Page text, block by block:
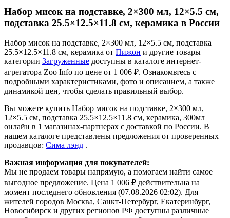
Набор мисок на подставке, 2×300 мл, 12×5.5 см,
подставка 25.5×12.5×11.8 см, керамика в России
Набор мисок на подставке, 2×300 мл, 12×5.5 см, подставка
25.5×12.5×11.8 см, керамика от Пижон и другие товары
категории Загруженные доступны в каталоге интернет-
агрегатора Zoo Info по цене от 1 006 ₽. Ознакомьтесь с
подробными характеристиками, фото и описанием, а также
динамикой цен, чтобы сделать правильный выбор.
Вы можете купить Набор мисок на подставке, 2×300 мл,
12×5.5 см, подставка 25.5×12.5×11.8 см, керамика, 300мл
онлайн в 1 магазинах-партнерах с доставкой по России. В
нашем каталоге представлены предложения от проверенных
продавцов: Сима лэнд .
Важная информация для покупателей:
Мы не продаем товары напрямую, а помогаем найти самое
выгодное предложение. Цена 1 006 ₽ действительна на
момент последнего обновления (07.08.2026 02:02). Для
жителей городов Москва, Санкт-Петербург, Екатеринбург,
Новосибирск и других регионов РФ доступны различные